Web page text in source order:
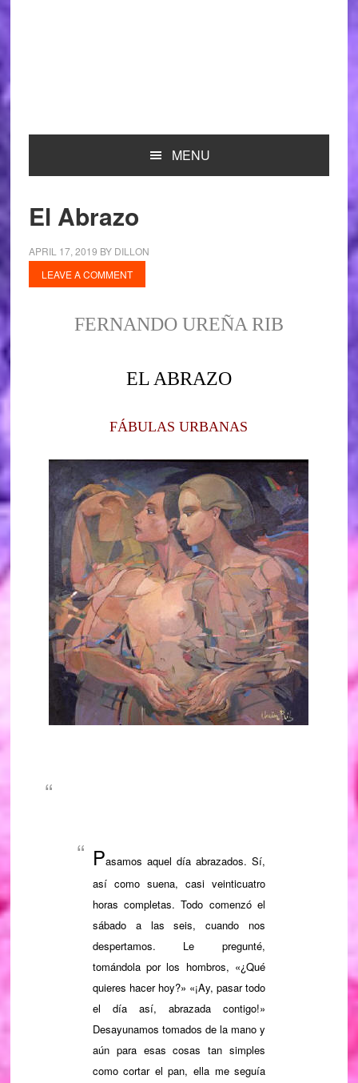
MENU
El Abrazo
APRIL 17, 2019 BY DILLON
LEAVE A COMMENT
FERNANDO UREÑA RIB
EL ABRAZO
FÁBULAS URBANAS
Pasamos aquel día abrazados. Sí,
así como suena, casi veinticuatro
horas completas. Todo comenzó el
sábado a las seis, cuando nos
despertamos. Le pregunté,
tomándola por los hombros, «¿Qué
quieres hacer hoy?» «¡Ay, pasar todo
el día así, abrazada contigo!»
Desayunamos tomados de la mano y
aún para esas cosas tan simples
como cortar el pan, ella me seguía